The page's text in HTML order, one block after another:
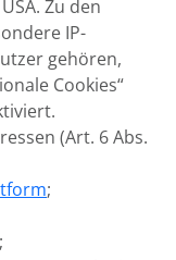
Zu den
IP-
gehören,
Cookies“
(Art. 6 Abs.
;
;